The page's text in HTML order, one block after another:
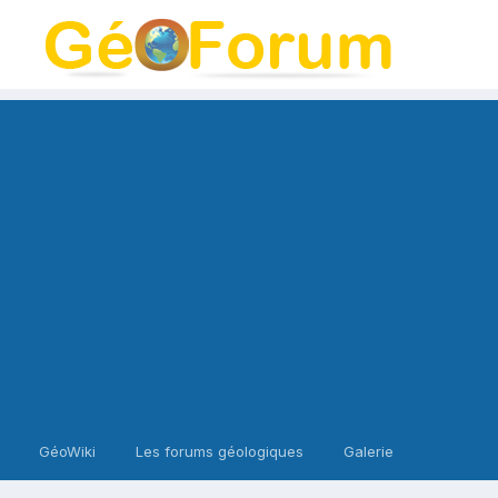
GéoWiki Les forums géologiques Galerie